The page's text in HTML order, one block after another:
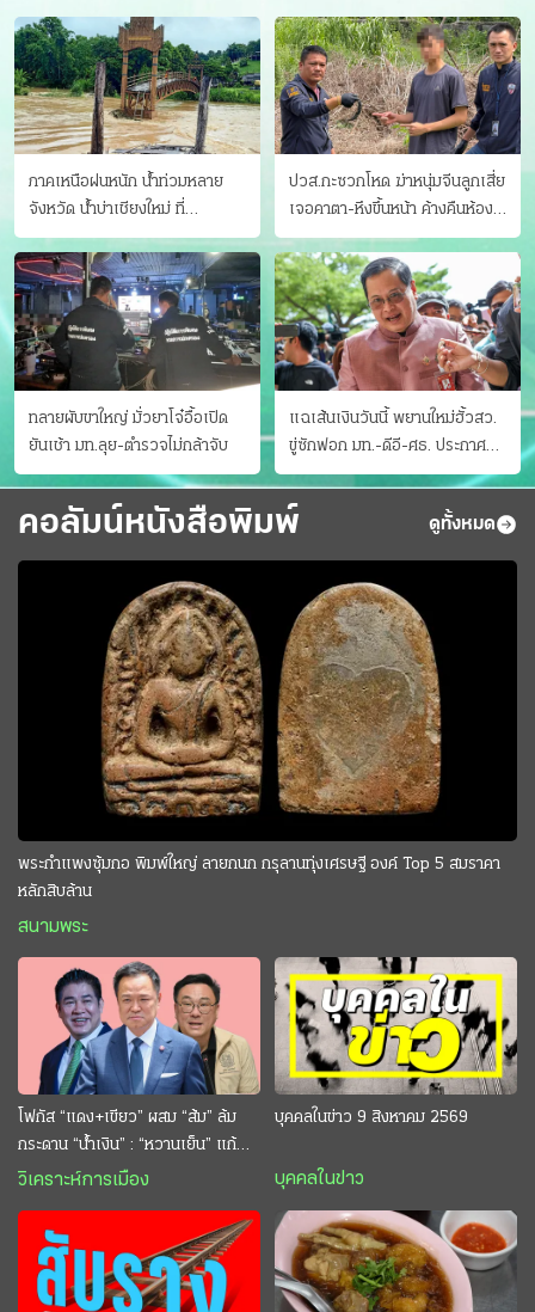
ภาคเหนือฝนหนัก น้ำท่วมหลาย
จังหวัด นํ้าบ่าเชียงใหม่ ที่
แม่ฮ่องสอน ซัดสะพานขาด
ปวส.กะซวกโหด ฆ่าหนุ่มจีนลูกเสี่ย
เจอคาตา-หึงขึ้นหน้า ค้างคืนห้อง
แฟนสาว
ทลายผับขาใหญ่ มั่วยาโจ๋อื้อเปิด
ยันเช้า มท.ลุย-ตำรวจไม่กล้าจับ
แฉเส้นเงินวันนี้ พยานใหม่ฮั้วสว.
ขู่ซักฟอก มท.-ดีอี-ศธ. ประกาศ
บัญชีท้องถิ่น
คอลัมน์หนังสือพิมพ์ ดูทั้งหมด
พระกำแพงซุ้มกอ พิมพ์ใหญ่ ลายกนก กรุลานทุ่งเศรษฐี องค์ Top 5 สมราคา
หลักสิบล้าน
สนามพระ
โฟกัส “แดง+เขียว” ผสม “ส้ม” ล้ม
กระดาน “นํ้าเงิน” : “หวานเย็น” แก้
กระหาย “อนุทิน” ดักตีกินสบาย
วิเคราะห์การเมือง
บุคคลในข่าว 9 สิงหาคม 2569
บุคคลในข่าว